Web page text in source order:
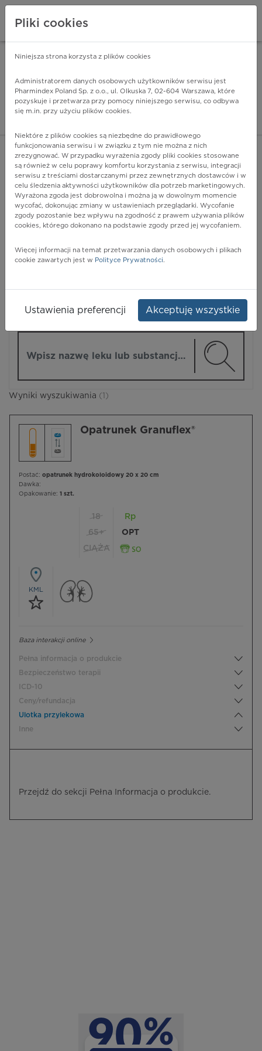
Pharmindex - lider
ZALOGUJ SIĘ
POKAŻ FILTRY
Pharmindex
Wyniki wyszukiwania (1)
Opatrunek Granuflex®
Postać: opatrunek hydrokoloidowy 20 x 20 cm
Dawka:
Opakowanie: 1 szt.
18
65+
CIĄŻA
Rp
OPT
KML
Baza interakcji online
Pełna informacja o produkcie
Bezpieczeństwo terapii
ICD-10
Ceny/refundacja
Ulotka przylekowa
Inne
Przejdź do sekcji Pełna Informacja o produkcie.
Pliki cookies
Niniejsza strona korzysta z plików cookies
Administratorem danych osobowych użytkowników serwisu jest
Pharmindex Poland Sp. z o.o., ul. Olkuska 7, 02-604 Warszawa, które
pozyskuje i przetwarza przy pomocy niniejszego serwisu, co odbywa
się m.in. przy użyciu plików cookies.
Niektóre z plików cookies są niezbędne do prawidłowego
funkcjonowania serwisu i w związku z tym nie można z nich
zrezygnować. W przypadku wyrażenia zgody pliki cookies stosowane
są również w celu poprawy komfortu korzystania z serwisu, integracji
serwisu z treściami dostarczanymi przez zewnętrznych dostawców i w
celu śledzenia aktywności użytkowników dla potrzeb marketingowych.
Wyrażona zgoda jest dobrowolna i można ją w dowolnym momencie
wycofać, dokonując zmiany w ustawieniach przeglądarki. Wycofanie
zgody pozostanie bez wpływu na zgodność z prawem używania plików
cookies, którego dokonano na podstawie zgody przed jej wycofaniem.
Więcej informacji na temat przetwarzania danych osobowych i plikach
cookie zawartych jest w Polityce Prywatności.
Ustawienia preferencji Akceptuję wszystkie
ZA DARMO - w Google Play INSTALUJ